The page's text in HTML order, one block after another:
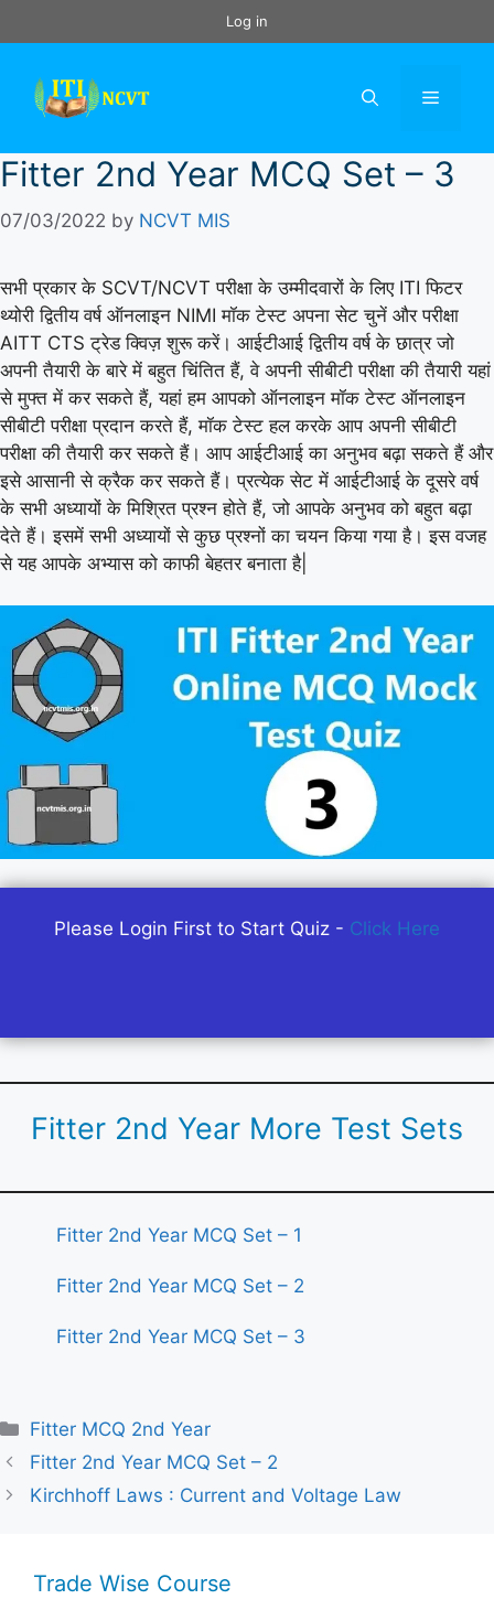
to
Log in
Menu
Fitter 2nd Year MCQ Set – 3
07/03/2022 by NCVT MIS
सभी प्रकार के SCVT/NCVT परीक्षा के उम्मीदवारों के लिए ITI फिटर
थ्योरी द्वितीय वर्ष ऑनलाइन NIMI मॉक टेस्ट अपना सेट चुनें और परीक्षा
AITT CTS ट्रेड क्विज़ शुरू करें। आईटीआई द्वितीय वर्ष के छात्र जो
अपनी तैयारी के बारे में बहुत चिंतित हैं, वे अपनी सीबीटी परीक्षा की तैयारी यहां
से मुफ्त में कर सकते हैं, यहां हम आपको ऑनलाइन मॉक टेस्ट ऑनलाइन
सीबीटी परीक्षा प्रदान करते हैं, मॉक टेस्ट हल करके आप अपनी सीबीटी
परीक्षा की तैयारी कर सकते हैं। आप आईटीआई का अनुभव बढ़ा सकते हैं और
इसे आसानी से क्रैक कर सकते हैं। प्रत्येक सेट में आईटीआई के दूसरे वर्ष
के सभी अध्यायों के मिश्रित प्रश्न होते हैं, जो आपके अनुभव को बहुत बढ़ा
देते हैं। इसमें सभी अध्यायों से कुछ प्रश्नों का चयन किया गया है। इस वजह
से यह आपके अभ्यास को काफी बेहतर बनाता है|
Please Login First to Start Quiz - Click Here
Fitter 2nd Year More Test Sets
Fitter 2nd Year MCQ Set – 1
Fitter 2nd Year MCQ Set – 2
Fitter 2nd Year MCQ Set – 3
Categories
Fitter MCQ 2nd Year
Fitter 2nd Year MCQ Set – 2
Kirchhoff Laws : Current and Voltage Law
Trade Wise Course